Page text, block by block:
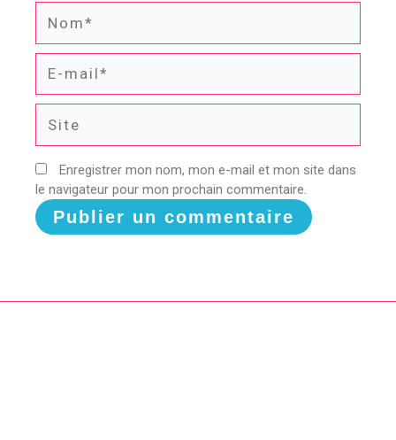
mail*
Enregistrer mon nom, mon e-mail et mon site dans
le navigateur pour mon prochain commentaire.